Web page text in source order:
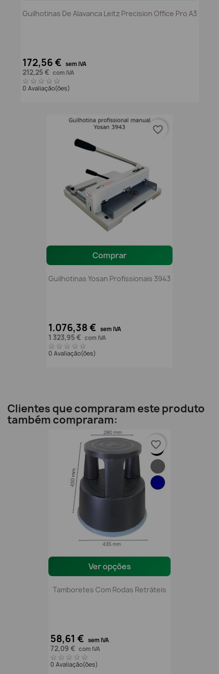
Guilhotinas De Alavanca Leitz Precision Office Pro A3
172,56 € sem IVA
212,25 € com IVA
0 Avaliação(ões)
Comprar
Guilhotinas Yosan Profissionais 3943
1.076,38 € sem IVA
1 323,95 € com IVA
0 Avaliação(ões)
favorite_border
Clientes que compraram este produto
também compraram:
Ver opções
Tamboretes Com Rodas Retráteis
58,61 € sem IVA
72,09 € com IVA
0 Avaliação(ões)
favorite_border